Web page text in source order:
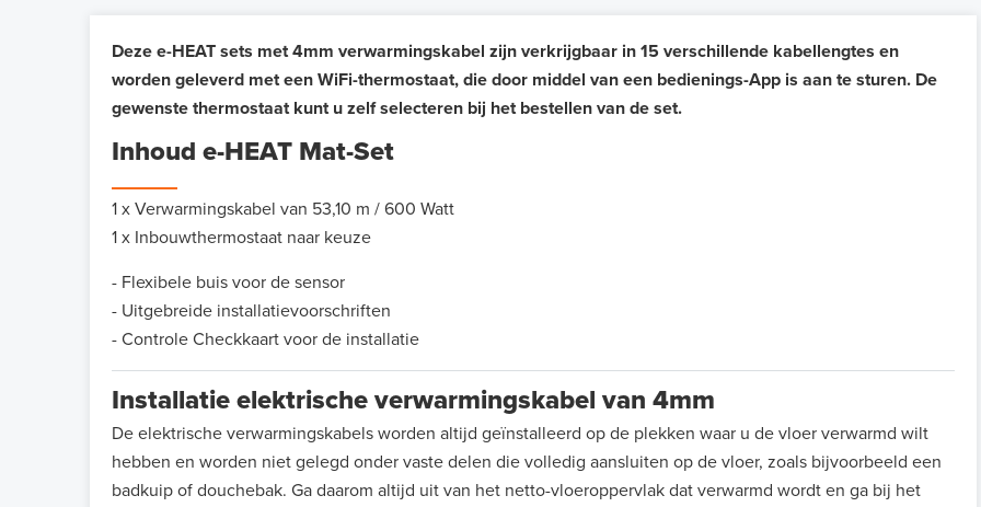
Deze e-HEAT sets met 4mm verwarmingskabel zijn verkrijgbaar in 15 verschillende kabellengtes en
worden geleverd met een WiFi-thermostaat, die door middel van een bedienings-App is aan te sturen. De
gewenste thermostaat kunt u zelf selecteren bij het bestellen van de set.
Inhoud e-HEAT Mat-Set
1 x Verwarmingskabel van 53,10 m / 600 Watt
1 x Inbouwthermostaat naar keuze
- Flexibele buis voor de sensor
- Uitgebreide installatievoorschriften
- Controle Checkkaart voor de installatie
Installatie elektrische verwarmingskabel van 4mm
De elektrische verwarmingskabels worden altijd geïnstalleerd op de plekken waar u de vloer verwarmd wilt
hebben en worden niet gelegd onder vaste delen die volledig aansluiten op de vloer, zoals bijvoorbeeld een
badkuip of douchebak. Ga daarom altijd uit van het netto-vloeroppervlak dat verwarmd wordt en ga bij het